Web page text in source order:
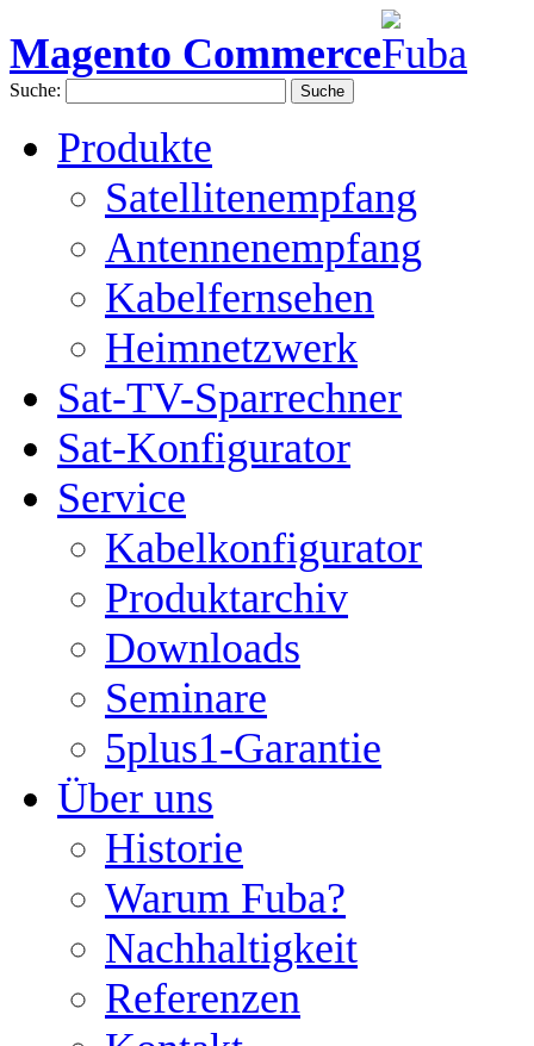
Magento Commerce
Suche: Suche
Produkte
Satellitenempfang
Antennenempfang
Kabelfernsehen
Heimnetzwerk
Sat-TV-Sparrechner
Sat-Konfigurator
Service
Kabelkonfigurator
Produktarchiv
Downloads
Seminare
5plus1-Garantie
Über uns
Historie
Warum Fuba?
Nachhaltigkeit
Referenzen